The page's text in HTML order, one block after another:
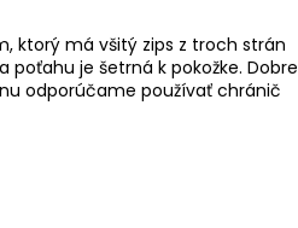
ktorý má všitý zips z troch strán
poťahu je šetrná k pokožke. Dobre
odporúčame používať chránič